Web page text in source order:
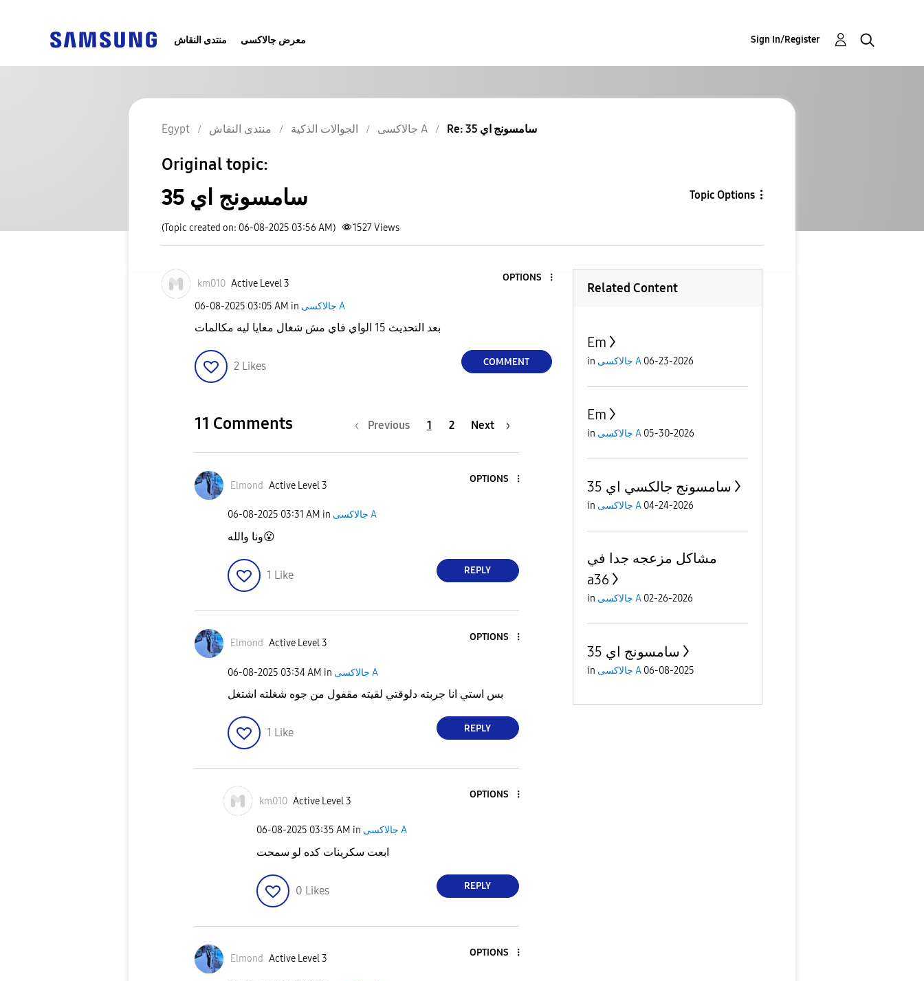
منتدى النقاش معرض جالاكسى Sign In/Register
Egypt منتدى النقاش الجوالات الذكية جالاكسى A Re: سامسونج اي 35
Original topic:
سامسونج اي 35 Topic Options
(Topic created on: 06-08-2025 03:56 AM) 1527Views
km010 Active Level 3
OPTIONS
‎06-08-2025 03:05 AM in جالاكسى A
بعد التحديث 15 الواي فاي مش شغال معايا ليه مكالمات
2 Likes COMMENT
11 Comments Previous 1 2 Next
Elmond Active Level 3
OPTIONS
‎06-08-2025 03:31 AM in جالاكسى A
ونا والله😮
1 Like REPLY
Elmond Active Level 3
OPTIONS
‎06-08-2025 03:34 AM in جالاكسى A
بس استي انا جربته دلوقتي لقيته مقفول من جوه شغلته اشتغل
1 Like REPLY
km010 Active Level 3
OPTIONS
‎06-08-2025 03:35 AM in جالاكسى A
ابعت سكرينات كده لو سمحت
0 Likes REPLY
Elmond Active Level 3
OPTIONS
Related Content
Em
in جالاكسى A 06-23-2026
Em
in جالاكسى A 05-30-2026
سامسونج جالكسي اي 35
in جالاكسى A 04-24-2026
مشاكل مزعجه جدا في
a36
in جالاكسى A 02-26-2026
سامسونج اي 35
in جالاكسى A 06-08-2025